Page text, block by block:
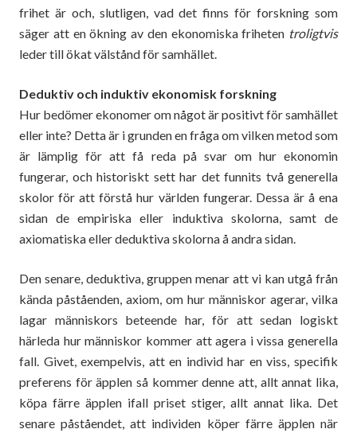
frihet är och, slutligen, vad det finns för forskning som
säger att en ökning av den ekonomiska friheten troligtvis
leder till ökat välstånd för samhället.
Deduktiv och induktiv ekonomisk forskning
Hur bedömer ekonomer om något är positivt för samhället
eller inte? Detta är i grunden en fråga om vilken metod som
är lämplig för att få reda på svar om hur ekonomin
fungerar, och historiskt sett har det funnits två generella
skolor för att förstå hur världen fungerar. Dessa är å ena
sidan de empiriska eller induktiva skolorna, samt de
axiomatiska eller deduktiva skolorna å andra sidan.
Den senare, deduktiva, gruppen menar att vi kan utgå från
kända påståenden, axiom, om hur människor agerar, vilka
lagar människors beteende har, för att sedan logiskt
härleda hur människor kommer att agera i vissa generella
fall. Givet, exempelvis, att en individ har en viss, specifik
preferens för äpplen så kommer denne att, allt annat lika,
köpa färre äpplen ifall priset stiger, allt annat lika. Det
senare påståendet, att individen köper färre äpplen när